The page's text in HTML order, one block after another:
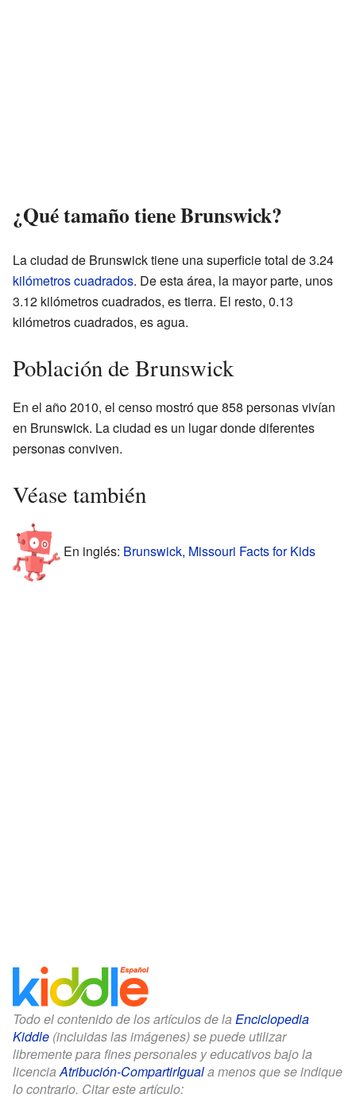
¿Qué tamaño tiene Brunswick?
La ciudad de Brunswick tiene una superficie total de 3.24
kilómetros cuadrados. De esta área, la mayor parte, unos
3.12 kilómetros cuadrados, es tierra. El resto, 0.13
kilómetros cuadrados, es agua.
Población de Brunswick
En el año 2010, el censo mostró que 858 personas vivían
en Brunswick. La ciudad es un lugar donde diferentes
personas conviven.
Véase también
En inglés: Brunswick, Missouri Facts for Kids
Todo el contenido de los artículos de la Enciclopedia
Kiddle (incluidas las imágenes) se puede utilizar
libremente para fines personales y educativos bajo la
licenciaAtribución-CompartirIguala menos que se indique
lo contrario. Citar este artículo: